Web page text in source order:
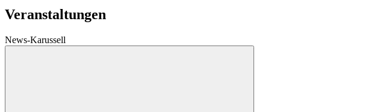
Veranstaltungen
News-Karussell